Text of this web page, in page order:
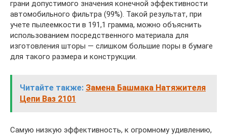
грани допустимого значения конечной эффективности
автомобильного фильтра (99%). Такой результат, при
учете пылеемкости в 191,1 грамма, можно объяснить
использованием посредственного материала для
изготовления шторы — слишком большие поры в бумаге
для такого размера и конструкции.
Читайте также: Замена Башмака Натяжителя
Цепи Ваз 2101
Самую низкую эффективность, к огромному удивлению,